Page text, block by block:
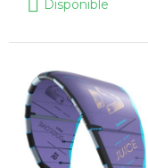
Disponible